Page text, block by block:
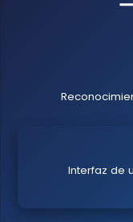
Interfaz de